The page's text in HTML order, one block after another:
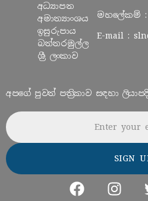
අධ්‍යාපන
අමාත්‍යාංශය
ඉසුරුපාය
බත්තරමුල්ල
ශ්‍රී ලංකාව
මහලේකම් :
E-mail :
අපගේ පුවත් පත්‍රිකාව සඳහා
Email address